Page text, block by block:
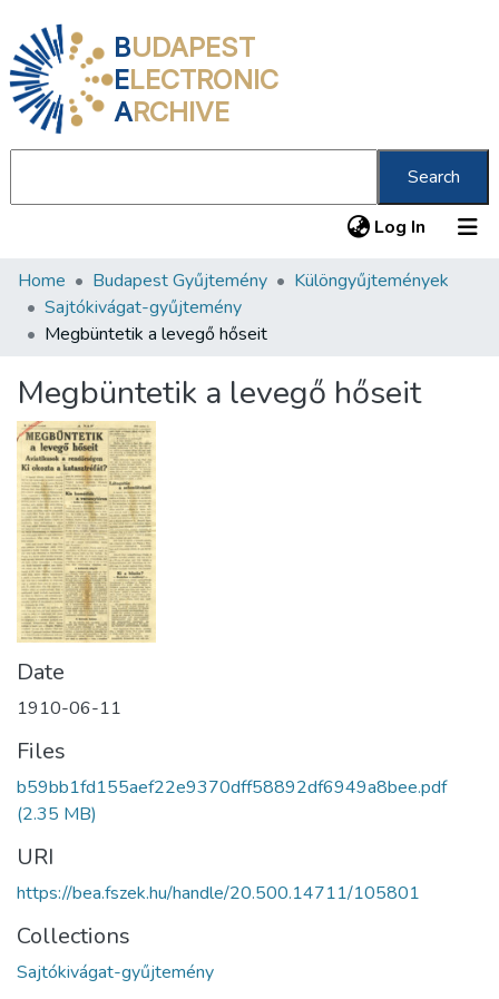
BUDAPEST
ELECTRONIC
ARCHIVE
Search
Log In (current)
Communities & Collections
All of DSpace
About us
Home Budapest Gyűjtemény
Különgyűjtemények
Sajtókivágat-gyűjtemény
Megbüntetik a levegő hőseit
Megbüntetik a levegő hőseit
Date
1910-06-11
Files
b59bb1fd155aef22e9370dff58892df6949a8bee.pdf
(2.35 MB)
URI
https://bea.fszek.hu/handle/20.500.14711/105801
Collections
Sajtókivágat-gyűjtemény